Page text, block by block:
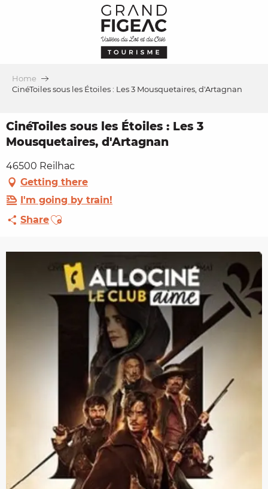
Home
CinéToiles sous les Étoiles : Les 3 Mousquetaires, d'Artagnan
CinéToiles sous les Étoiles : Les 3
Mousquetaires, d'Artagnan
46500 Reilhac
Getting there
I'm going by train!
ShareAjouter aux favoris